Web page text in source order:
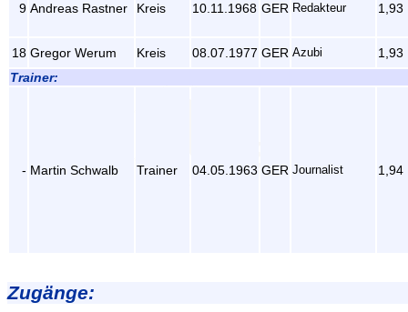
9 Andreas Rastner Kreis 10.11.1968 GER Redakteur 1,93
18 Gregor Werum Kreis 08.07.1977 GER Azubi
1,93
Trainer:
- Martin Schwalb Trainer 04.05.1963 GER Journalist 1,94
Zugänge: